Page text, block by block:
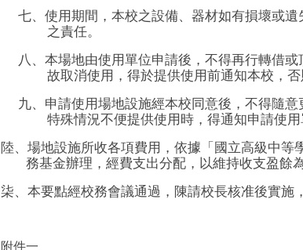
七、使用期間，本校之設備、器材如有損壞或
之責任。
八、本場地由使用單位申請後，不得再行轉借
故取消使用，得於提供使用前通知本校，否
九、申請使用場地設施經本校同意後，不得隨
特殊情況不便提供使用時，得通知申請使
陸、場地設施所收各項費用，依據「國立高級中等
務基金辦理，經費支出分配，以維持收支盈餘為
柒、本要點經校務會議通過，陳請校長核准後實施
附件一